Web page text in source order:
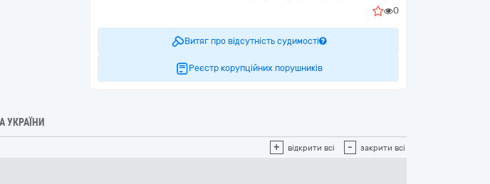
0
Витяг про відсутність судимості
Реєстр корупційних порушників
УКРАЇНИ
+ відкрити всі - закрити всі